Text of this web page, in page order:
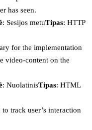
has seen.
: Sesijos metuTipas: HTTP
for the implementation
video-content on the
: NuolatinisTipas: HTML
to track user’s interaction